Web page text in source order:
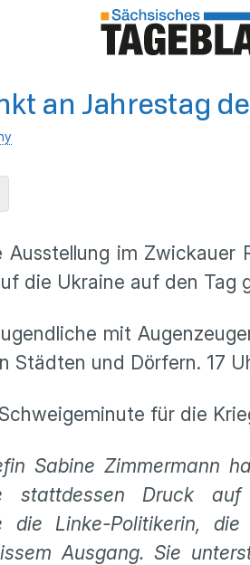
an Jahrestag
Ausstellung im
die Ukraine auf den Tag
mit
Städten und Dörfern. 17
für die
Sabine Zimmermann
stattdessen Druck
die Linke-Politikerin,
Ausgang. Sie